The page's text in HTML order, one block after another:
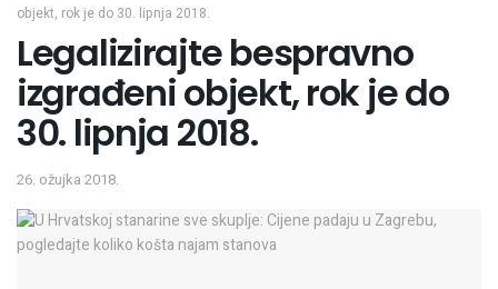
objekt, rok je do 30. lipnja 2018.
Legalizirajte bespravno
izgrađeni objekt, rok je do
30. lipnja 2018.
26. ožujka 2018.